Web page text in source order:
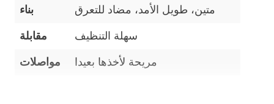
بناء متين، طويل الأمد، مضاد للتعرق
مقابلة سهلة التنظيف
مواصلات مريحة لأخذها بعيدا